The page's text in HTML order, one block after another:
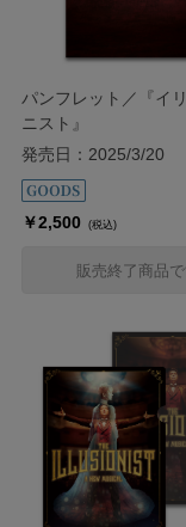
パンフレット／『イ
ニスト』
発売日：2025/3/20
￥2,500 (税込)
販売終了商品